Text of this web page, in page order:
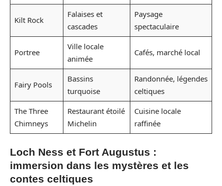
Kilt Rock
Falaises et
cascades
Paysage
spectaculaire
Portree
Ville locale
animée
Cafés, marché local
Fairy Pools
Bassins
turquoise
Randonnée, légendes
celtiques
The Three
Chimneys
Restaurant étoilé
Michelin
Cuisine locale
raffinée
Loch Ness et Fort Augustus :
immersion dans les mystères et les
contes celtiques